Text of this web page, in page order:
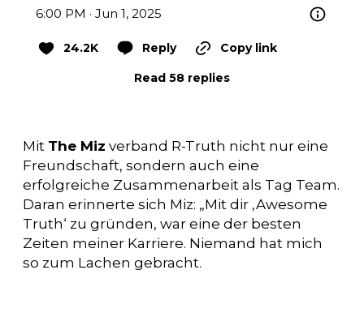
6:00 PM · Jun 1, 2025
24.2K Reply Copy link
Read 58 replies
Mit The Miz verband R-Truth nicht nur eine
Freundschaft, sondern auch eine
erfolgreiche Zusammenarbeit als Tag Team.
Daran erinnerte sich Miz: „Mit dir ‚Awesome
Truth‘ zu gründen, war eine der besten
Zeiten meiner Karriere. Niemand hat mich
so zum Lachen gebracht.